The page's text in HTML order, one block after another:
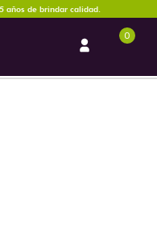
años de brindar calidad.
0